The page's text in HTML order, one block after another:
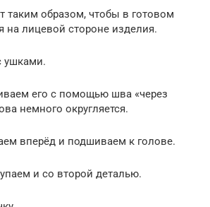
таким образом, чтобы в готовом
на лицевой стороне изделия.
ушками.
его с помощью шва «через
немного округляется.
вперёд и подшиваем к голове.
и со второй деталью.